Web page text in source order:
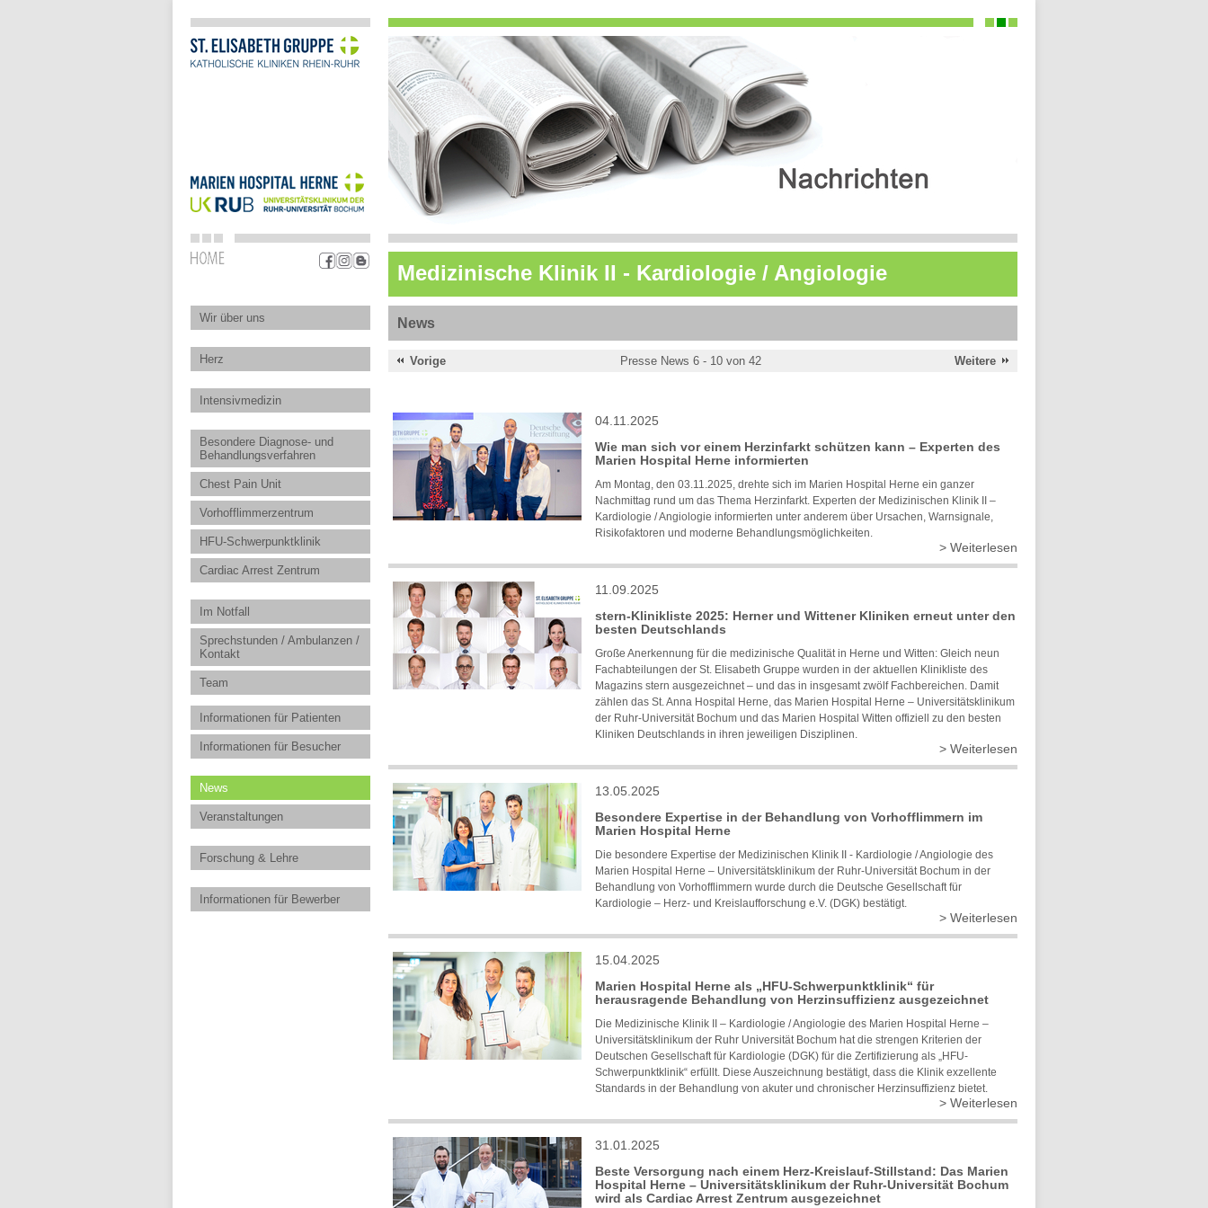
Medizinische Klinik II - Kardiologie / Angiologie
Wir über uns
Herz
Intensivmedizin
Besondere Diagnose- und
Behandlungsverfahren
Chest Pain Unit
Vorhofflimmerzentrum
HFU-Schwerpunktklinik
Cardiac Arrest Zentrum
Im Notfall
Sprechstunden / Ambulanzen /
Kontakt
Team
Informationen für Patienten
Informationen für Besucher
News
Veranstaltungen
Forschung & Lehre
Informationen für Bewerber
News
Vorige Presse News 6 - 10 von 42 Weitere
04.11.2025
Wie man sich vor einem Herzinfarkt schützen kann – Experten des
Marien Hospital Herne informierten
Am Montag, den 03.11.2025, drehte sich im Marien Hospital Herne ein ganzer
Nachmittag rund um das Thema Herzinfarkt. Experten der Medizinischen Klinik II –
Kardiologie / Angiologie informierten unter anderem über Ursachen, Warnsignale,
Risikofaktoren und moderne Behandlungsmöglichkeiten.
> Weiterlesen
11.09.2025
stern-Klinikliste 2025: Herner und Wittener Kliniken erneut unter den
besten Deutschlands
Große Anerkennung für die medizinische Qualität in Herne und Witten: Gleich neun
Fachabteilungen der St. Elisabeth Gruppe wurden in der aktuellen Klinikliste des
Magazins stern ausgezeichnet – und das in insgesamt zwölf Fachbereichen. Damit
zählen das St. Anna Hospital Herne, das Marien Hospital Herne – Universitätsklinikum
der Ruhr-Universität Bochum und das Marien Hospital Witten offiziell zu den besten
Kliniken Deutschlands in ihren jeweiligen Disziplinen.
> Weiterlesen
13.05.2025
Besondere Expertise in der Behandlung von Vorhofflimmern im
Marien Hospital Herne
Die besondere Expertise der Medizinischen Klinik II - Kardiologie / Angiologie des
Marien Hospital Herne – Universitätsklinikum der Ruhr-Universität Bochum in der
Behandlung von Vorhofflimmern wurde durch die Deutsche Gesellschaft für
Kardiologie – Herz- und Kreislaufforschung e.V. (DGK) bestätigt.
> Weiterlesen
15.04.2025
Marien Hospital Herne als „HFU-Schwerpunktklinik“ für
herausragende Behandlung von Herzinsuffizienz ausgezeichnet
Die Medizinische Klinik II – Kardiologie / Angiologie des Marien Hospital Herne –
Universitätsklinikum der Ruhr Universität Bochum hat die strengen Kriterien der
Deutschen Gesellschaft für Kardiologie (DGK) für die Zertifizierung als „HFU-
Schwerpunktklinik“ erfüllt. Diese Auszeichnung bestätigt, dass die Klinik exzellente
Standards in der Behandlung von akuter und chronischer Herzinsuffizienz bietet.
> Weiterlesen
31.01.2025
Beste Versorgung nach einem Herz-Kreislauf-Stillstand: Das Marien
Hospital Herne – Universitätsklinikum der Ruhr-Universität Bochum
wird als Cardiac Arrest Zentrum ausgezeichnet